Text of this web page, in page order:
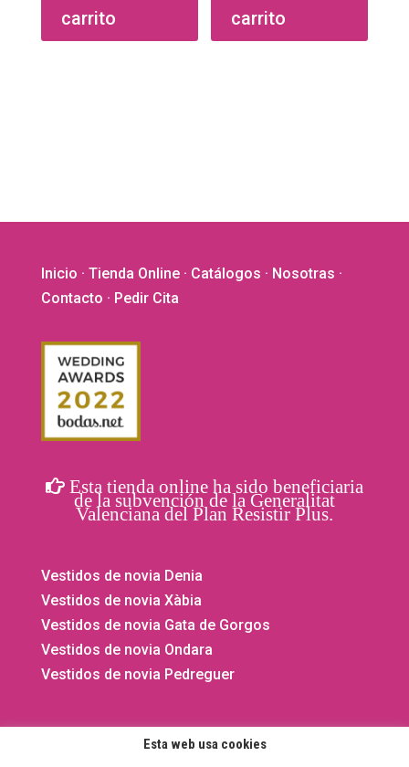
carrito
carrito
Inicio · Tienda Online· Catálogos · Nosotras ·
Contacto · Pedir Cita
Esta tienda online ha sido beneficiaria
de la subvención de la Generalitat
Valenciana del Plan Resistir Plus.
Vestidos de novia Denia
Vestidos de novia Xàbia
Vestidos de novia Gata de Gorgos
Vestidos de novia Ondara
Vestidos de novia Pedreguer
Esta web usa cookies